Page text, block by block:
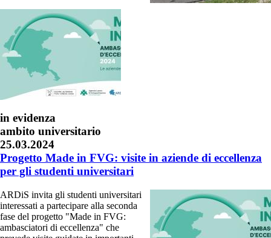
in evidenza
ambito universitario
25.03.2024
Progetto Made in FVG: visite in aziende di eccellenza
per gli studenti universitari
ARDiS invita gli studenti universitari
interessati a partecipare alla seconda
fase del progetto "Made in FVG:
ambasciatori di eccellenza" che